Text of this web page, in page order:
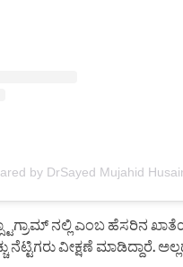
by DrSayed Mujahid
ನಲ್ಲಿ ಎಂಬ ಹೆಸರಿನ
ನೆಟ್ಟಿಗರು ವೀಕ್ಷಣೆ ಮಾಡಿದ್ದಾರೆ.